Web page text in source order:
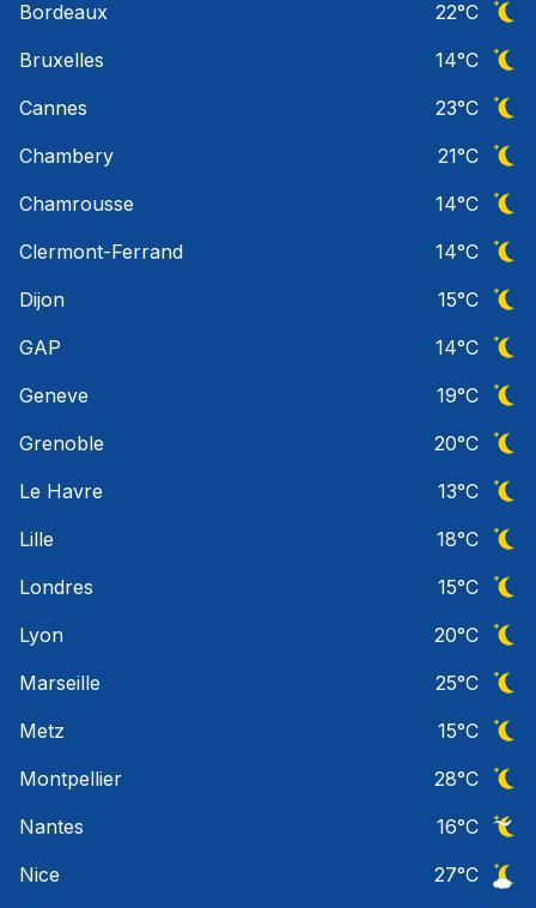
Bordeaux
22°C
Bruxelles
14°C
Cannes
23°C
Chambery
21°C
Chamrousse
14°C
Clermont-Ferrand
14°C
Dijon
15°C
GAP
14°C
Geneve
19°C
Grenoble
20°C
Le Havre
13°C
Lille
18°C
Londres
15°C
Lyon
20°C
Marseille
25°C
Metz
15°C
Montpellier
28°C
Nantes
16°C
Nice
27°C